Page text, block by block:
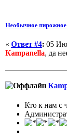
Необычное пирожное
« Ответ #4: 05
Кampanella, да
Кто к нам с